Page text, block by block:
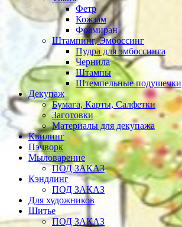
Фетр
Кожзам
Фоамиран
Штампинг, Эмбоссинг
Пудра для эмбоссинга
Чернила
Штампы
Штемпельные подушечки
Декупаж
Бумага, Карты, Салфетки
Заготовки
Материалы для декупажа
Квилинг
Пэчворк
Мыловарение
ПОД ЗАКАЗ
Кэндлинг
ПОД ЗАКАЗ
Для художников
Шитье
ПОД ЗАКАЗ